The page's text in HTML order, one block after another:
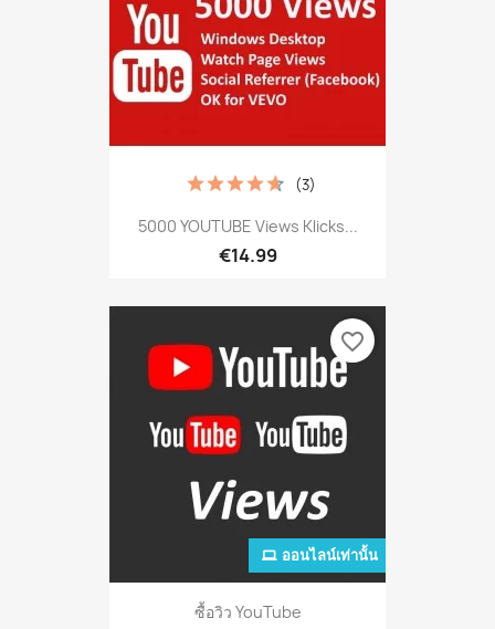
5000 YOUTUBE Views Klicks...
€14.99
(3)
ซื้อวิว YouTube
ออนไลน์เท่านั้น
favorite_border